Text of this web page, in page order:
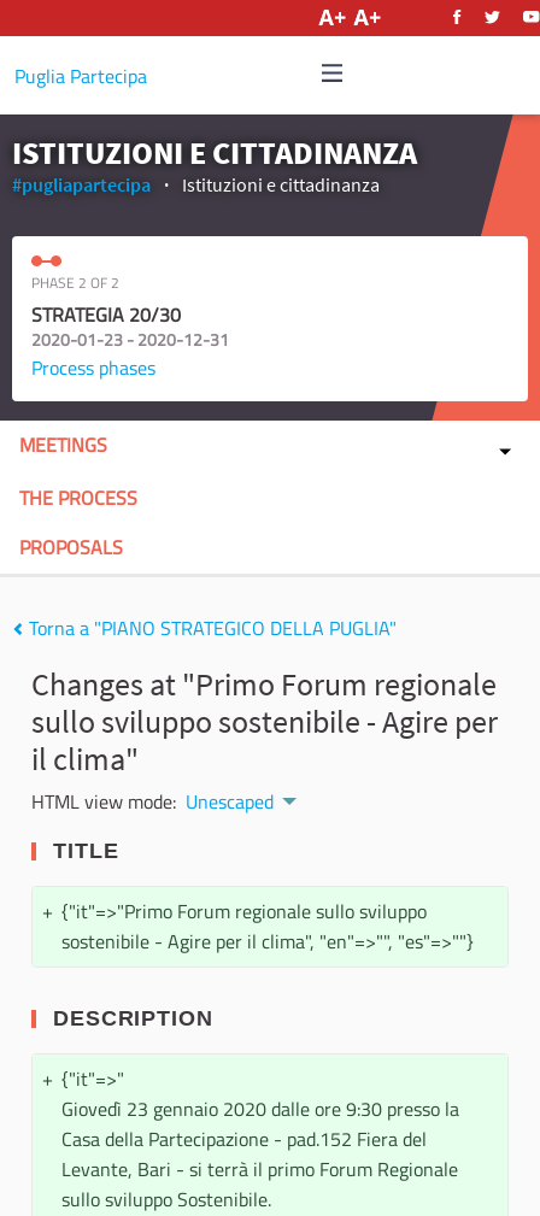
Puglia Partecipa
ISTITUZIONI E CITTADINANZA
#pugliapartecipa Istituzioni e cittadinanza
PHASE 2 OF 2
STRATEGIA 20/30
2020-01-23 - 2020-12-31
Process phases
MEETINGS
THE PROCESS
PROPOSALS
Torna a "PIANO STRATEGICO DELLA PUGLIA"
Changes at "Primo Forum regionale
sullo sviluppo sostenibile - Agire per
il clima"
HTML view mode: Unescaped
TITLE
+ {"it"=>"Primo Forum regionale sullo sviluppo
sostenibile - Agire per il clima", "en"=>"", "es"=>""}
DESCRIPTION
+ {"it"=>"
Giovedì 23 gennaio 2020 dalle ore 9:30 presso la
Casa della Partecipazione - pad.152 Fiera del
Levante, Bari - si terrà il primo Forum Regionale
sullo sviluppo Sostenibile.